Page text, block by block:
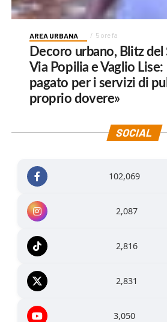
AREA URBANA 5 ore fa
Decoro urbano, Blitz del
Via Popilia e Vaglio Lise:
pagato per i servizi di
proprio dovere»
SOCIAL
102,069
2,087
2,816
2,831
3,050